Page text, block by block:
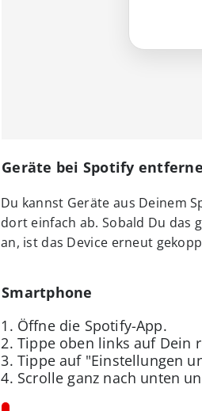
Geräte bei Spotify
Du kannst Geräte aus Deinem
dort einfach ab. Sobald Du das
an, ist das Device erneut
Smartphone
Öffne die Spotify-App.
Tippe oben links auf Dein
Tippe auf "Einstellungen
Scrolle ganz nach unten